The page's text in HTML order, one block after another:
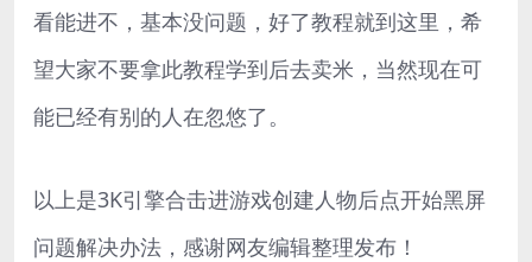
看能进不，基本没问题，好了教程就到这里，希
望大家不要拿此教程学到后去卖米，当然现在可
能已经有别的人在忽悠了。
以上是3K引擎合击进游戏创建人物后点开始黑屏
问题解决办法，感谢网友编辑整理发布！